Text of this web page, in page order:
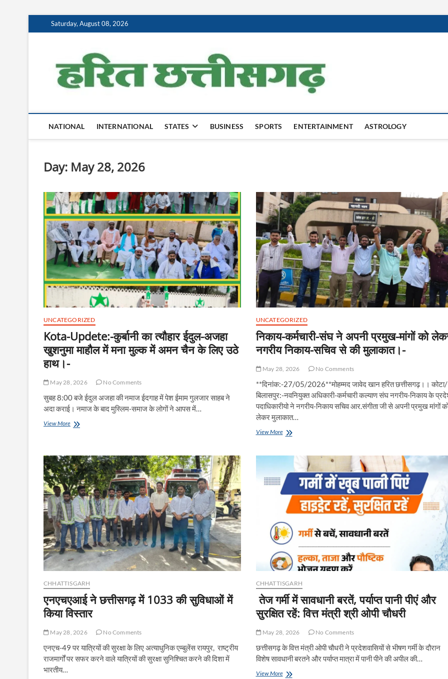
to
Saturday, August 08, 2026
NATIONAL INTERNATIONAL STATES BUSINESS SPORTS ENTERTAINMENT ASTROLOGY
Day: May 28, 2026
UNCATEGORIZED
Kota-Updete:-कुर्बानी का त्यौहार ईदुल-अजहा
खुशनुमा माहौल में मना मुल्क में अमन चैन के लिए उठे
हाथ।-
May 28, 2026 No Comments
सुबह 8:00 बजे ईदुल अजहा की नमाज ईदगाह में पेश ईमाम गुलजार साहब ने
अदा कराई। नमाज के बाद मुस्लिम-समाज के लोगों ने आपस में…
View MoreKota-
त्यौहार
ईदुल-
अजहा
खुशनुमा
माहौल
में
मना
मुल्क
में
अमन
चैन
के
हाथ।-
UNCATEGORIZED
निकाय-कर्मचारी-संघ ने अपनी प्रमुख-मांगों को
नगरीय निकाय-सचिव से की मुलाकात।-
May 28, 2026 No Comments
**दिनांक:-27/05/2026**मोहम्मद जावेद खान हरित छत्तीसगढ़।। कोटा/
बिलासपुर:-नवनियुक्त अधिकारी-कर्मचारी कल्याण संघ नगरीय-निकाय के
पदाधिकारीयो ने नगरीय-निकाय सचिव आर.संगीता जी से अपनी प्रमुख मांगों
लेकर मुलाकात…
View Moreनिकाय-
अपनी
प्रमुख-
मांगों
को
लेकर
नगरीय
निकाय-
सचिव
से
मुलाकात।-
CHHATTISGARH
एनएचएआई ने छत्तीसगढ़ में 1033 की सुविधाओं में
किया विस्तार
May 28, 2026 No Comments
एनएच-49 पर यात्रियों की सुरक्षा के लिए अत्याधुनिक एम्बुलेंस रायपुर, राष्ट्रीय
राजमार्गों पर सफर करने वाले यात्रियों की सुरक्षा सुनिश्चित करने की दिशा में
भारतीय…
CHHATTISGARH
तेज गर्मी में सावधानी बरतें, पर्याप्त पानी पीएं और
सुरक्षित रहें: वित्त मंत्री श्री ओपी चौधरी
May 28, 2026 No Comments
छत्तीसगढ़ के वित्त मंत्री ओपी चौधरी ने प्रदेशवासियों से भीषण गर्मी के दौरान
विशेष सावधानी बरतने और पर्याप्त मात्रा में पानी पीने की अपील की…
View Moreतेज